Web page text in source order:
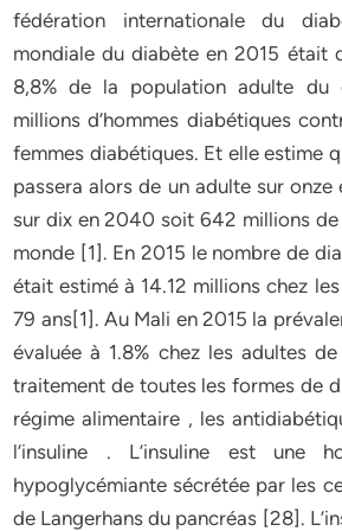
fédération internationale du
mondiale du diabète en 2015 était
8,8% de la population adulte du
millions d’hommes diabétiques
femmes diabétiques. Et elle estime
passera alors de un adulte sur onze
sur dix en 2040 soit 642 millions
monde [1]. En 2015 le nombre de
était estimé à 14.12 millions chez
79 ans[1]. Au Mali en 2015 la
évaluée à 1.8% chez les adultes
traitement de toutes les formes de
régime alimentaire , les
l’insuline . L’insuline est une
hypoglycémiante sécrétée par les
de Langerhans du pancréas [28].